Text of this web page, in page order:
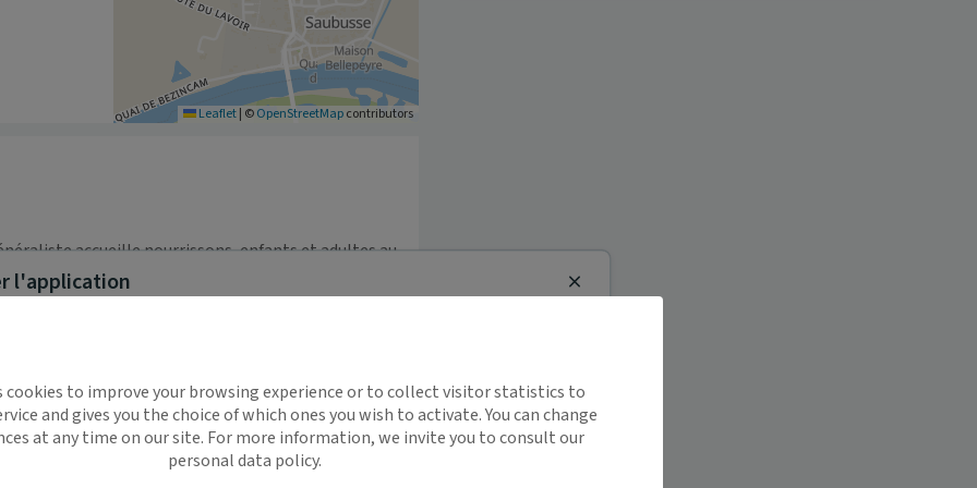
Leaflet| ©OpenStreetMapcontributors
accueille nourrissons, enfants et adultes au
pour des consultations sur rendez-vous de :
au 05 58 57 77 75
l'application
!
rappels automatiques pour ne plus rien
Close
cookies to improve your browsing experience or to collect visitor statistics to
and gives you the choice of which ones you wish to activate. You can change
at any time on our site. For more information, we invite you to consult our
personal data policy.